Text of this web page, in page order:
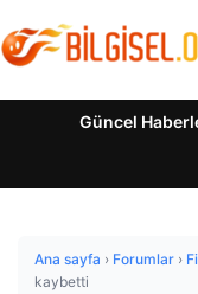
Güncel
Ana sayfa › Forumlar ›
kaybetti